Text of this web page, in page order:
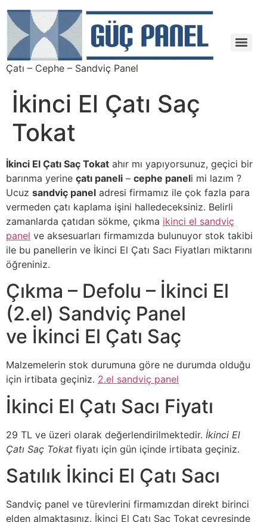
Çatı – Cephe – Sandviç Panel
İkinci El Çatı Saç
Tokat
İkinci El Çatı Saç Tokat ahır mı yapıyorsunuz, geçici bir
barınma yerine çatı paneli – cephe paneli mi lazım ?
Ucuz sandviç panel adresi firmamız ile çok fazla para
vermeden çatı kaplama işini halledeceksiniz. Belirli
zamanlarda çatıdan sökme, çıkma ikinci el sandviç
panel ve aksesuarları firmamızda bulunuyor stok takibi
ile bu panellerin ve İkinci El Çatı Sacı Fiyatları miktarını
öğreniniz.
Çıkma – Defolu – İkinci El
(2.el) Sandviç Panel
ve İkinci El Çatı Saç
Malzemelerin stok durumuna göre ne durumda olduğu
için irtibata geçiniz. 2.el sandviç panel
İkinci El Çatı Sacı Fiyatı
29 TL ve üzeri olarak değerlendirilmektedir. İkinci El
Çatı Saç Tokat fiyatı için gün içinde irtibata geçiniz.
Satılık İkinci El Çatı Sacı
Sandviç panel ve türevlerini firmamızdan direkt birinci
elden almaktasınız. İkinci El Çatı Saç Tokat çevresinde